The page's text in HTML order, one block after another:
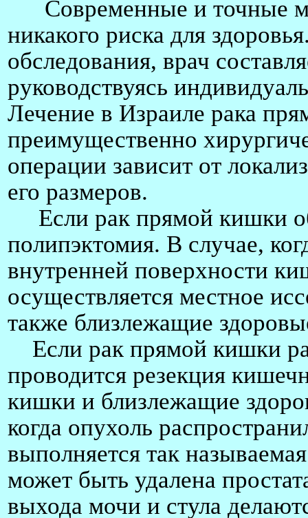
Современные и точные
никакого риска для
обследования, врач
руководствуясь
Лечение в Израиле рака
преимущественно
операции зависит от
его размеров.
Если рак прямой кишки
полипэктомия. В случае,
внутренней поверхности
осуществляется местное
также близлежащие
Если рак прямой кишки
проводится резекция
кишки и близлежащие
когда опухоль
выполняется так
может быть удалена
выхода мочи и стула